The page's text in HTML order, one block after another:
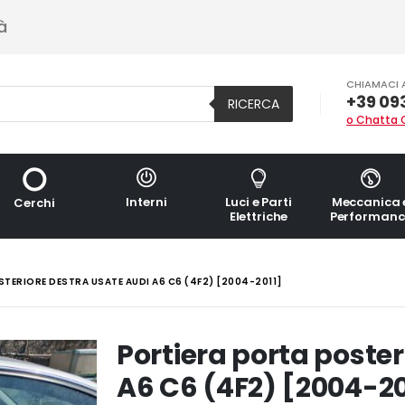
RICERCA
CHIAMACI
+39
o Chatta
Cerchi Interni
Luci e Parti
Elettriche
Meccanica
DESTRA USATE AUDI A6 C6 (4F2) [2004-2011]
Portiera porta
A6 C6 (4F2) [2004-